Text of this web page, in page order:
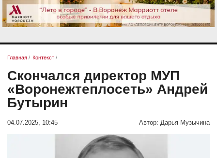
Главная / Контекст /
Скончался директор МУП
«Воронежтеплосеть» Андрей
Бутырин
04.07.2025, 10:45 Автор: Дарья Музычина